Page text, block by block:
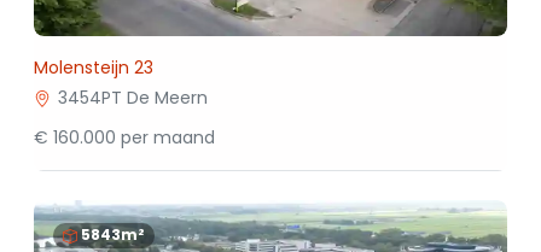
Molensteijn 23
3454PT De Meern
€ 160.000 per maand
5843m²